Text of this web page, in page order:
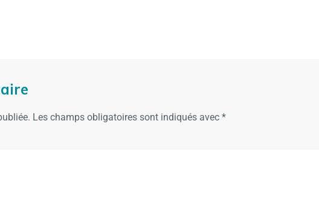
Les champs obligatoires sont indiqués avec*